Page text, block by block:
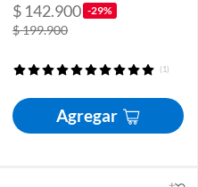
$ 142.900 -29%
$ 199.900
(1)
Agregar